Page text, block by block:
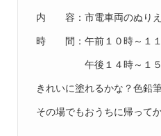
内 容：市電車両のぬりえ
時 間：午前１０時～１１
午後１４時～１５時
きれいに塗れるかな？色鉛
その場でもおうちに帰って